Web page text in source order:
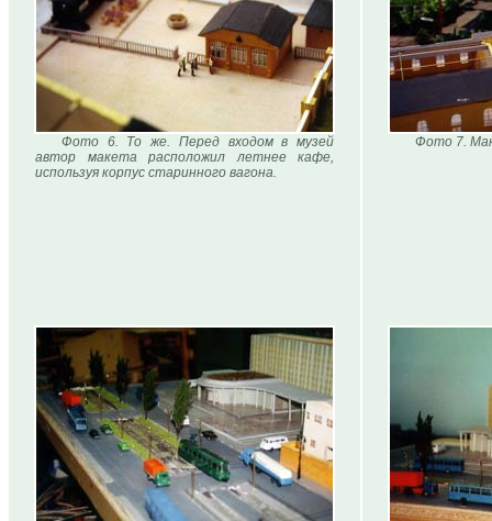
Фото 6. То же. Перед входом в музей
автор макета расположил летнее кафе,
используя корпус старинного вагона.
Фото 7.